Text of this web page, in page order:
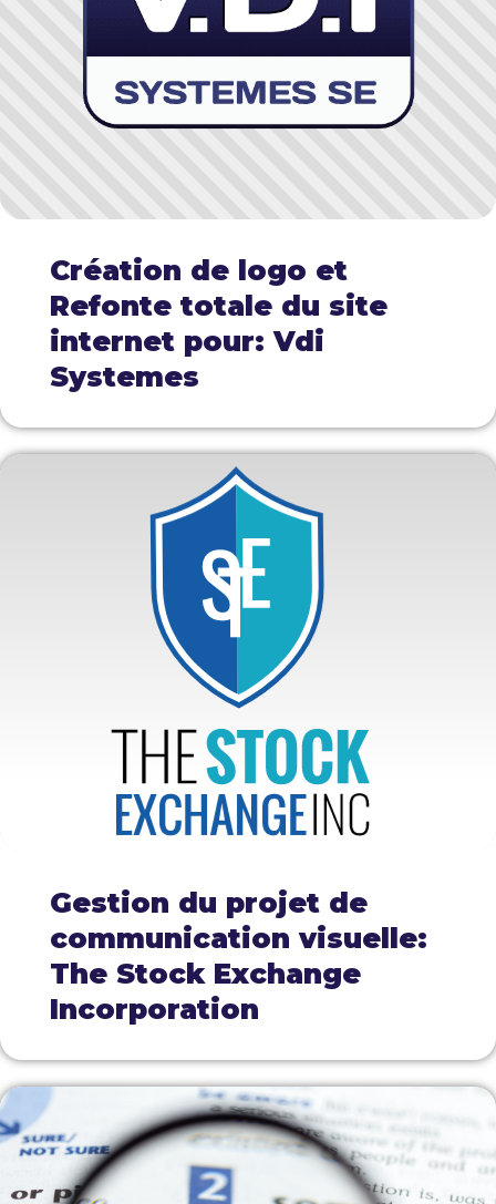
Création de logo et
Refonte totale du site
internet pour: Vdi
Systemes
Gestion du projet de
communication visuelle:
The Stock Exchange
Incorporation